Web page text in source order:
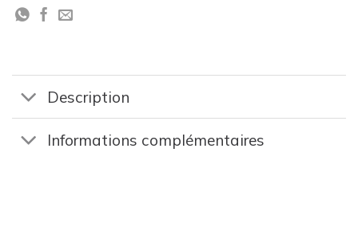
Description
Informations complémentaires